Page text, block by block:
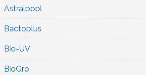
Astralpool
Bactoplus
Bio-UV
BioGro